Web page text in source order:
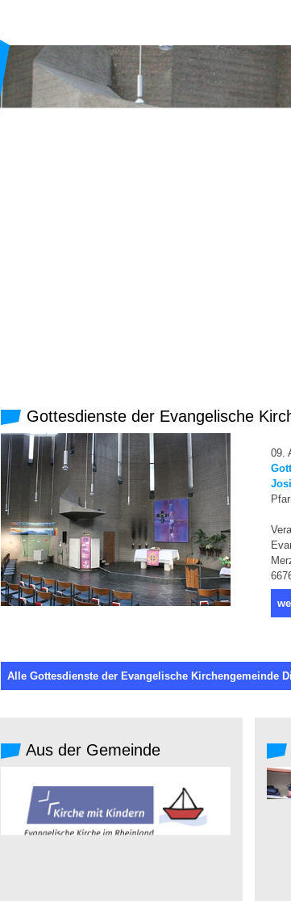
Gottesdienste der Evangelische
09.
Alle Gottesdienste der Evangelische Kirchengemeinde
Aus der Gemeinde